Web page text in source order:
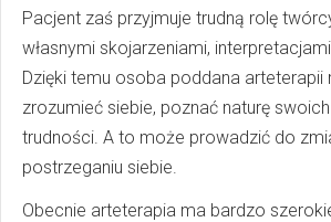
Pacjent zaś przyjmuje trudną rolę
własnymi skojarzeniami,
Dzięki temu osoba poddana arteterapii
zrozumieć siebie, poznać naturę
trudności. A to może prowadzić do
postrzeganiu siebie.
Obecnie arteterapia ma bardzo